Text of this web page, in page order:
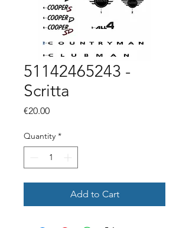
51142465243 -
Scritta
€20.00Price
Quantity *
Add to Cart